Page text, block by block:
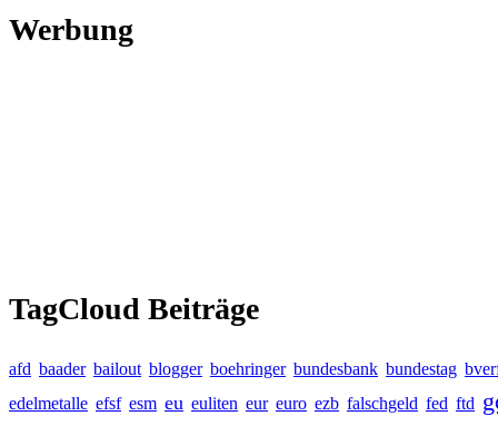
Werbung
TagCloud Beiträge
afd baader bailout blogger boehringer bundesbank bundestag
edelmetalle efsf esm eu euliten eur euro ezb falschgeld fed ftd